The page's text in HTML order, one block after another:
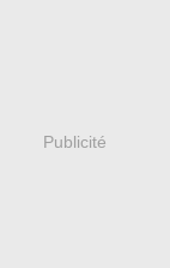
Publicité